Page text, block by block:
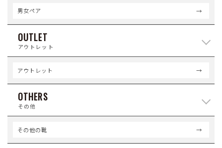
男女ペア
OUTLET
アウトレット
アウトレット
OTHERS
その他
その他の靴